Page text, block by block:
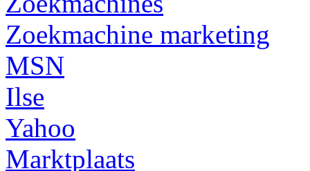
Zoekmachine marketing
MSN
Ilse
Yahoo
Marktplaats